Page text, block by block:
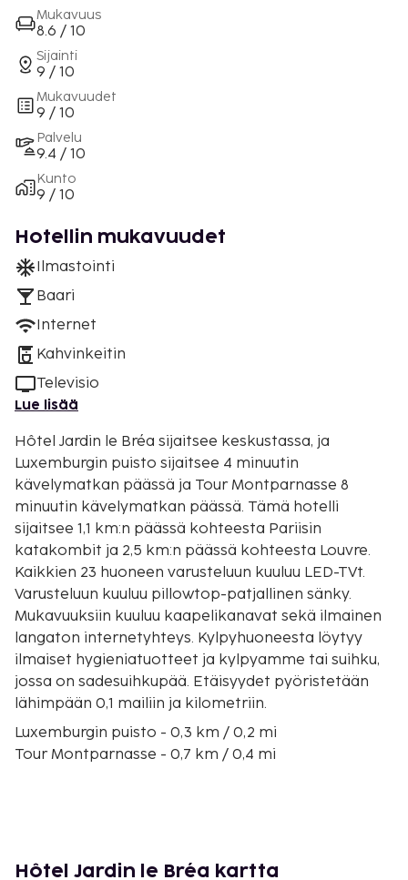
Mukavuus
8.6 / 10
Sijainti
9 / 10
Mukavuudet
9 / 10
Palvelu
9.4 / 10
Kunto
9 / 10
Hotellin mukavuudet
Ilmastointi
Baari
Internet
Kahvinkeitin
Televisio
Lue lisää
Hôtel Jardin le Bréa sijaitsee keskustassa, ja
Luxemburgin puisto sijaitsee 4 minuutin
kävelymatkan päässä ja Tour Montparnasse 8
minuutin kävelymatkan päässä. Tämä hotelli
sijaitsee 1,1 km:n päässä kohteesta Pariisin
katakombit ja 2,5 km:n päässä kohteesta Louvre.
Kaikkien 23 huoneen varusteluun kuuluu LED-TVt.
Varusteluun kuuluu pillowtop-patjallinen sänky.
Mukavuuksiin kuuluu kaapelikanavat sekä ilmainen
langaton internetyhteys. Kylpyhuoneesta löytyy
ilmaiset hygieniatuotteet ja kylpyamme tai suihku,
jossa on sadesuihkupää. Etäisyydet pyöristetään
lähimpään 0,1 mailiin ja kilometriin.
Luxemburgin puisto - 0,3 km / 0,2 mi
Tour Montparnasse - 0,7 km / 0,4 mi
Saint-Germain-des-Presin luostari - 1,3 km / 0,8 mi
Hôtel Jardin le Bréa kartta